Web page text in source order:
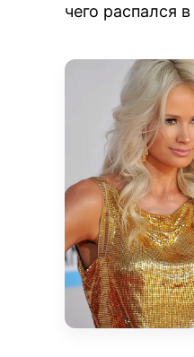
чего распался